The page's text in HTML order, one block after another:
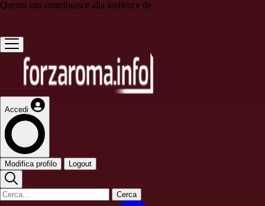
Questo sito contribuisce alla audience de
Accedi
Modifica profilo Logout
Cerca